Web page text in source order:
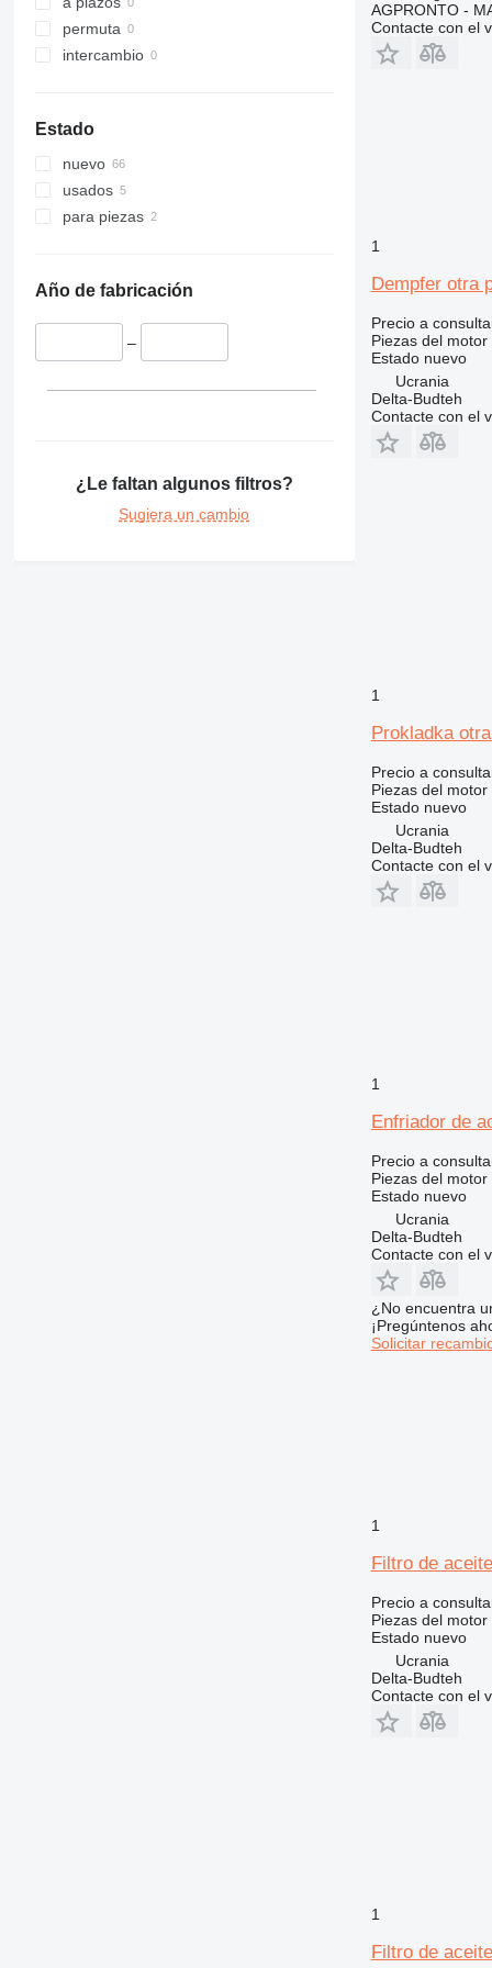
323
324
325
336
340
345
365
374
424
PC450
PC490
PC600
permuta
intercambio
Estado
nuevo
usados
para piezas
Año de fabricación
–
¿Le faltan algunos filtros?
Sugiera un cambio
AGPRONTO -
Contacte con el
1
Dempfer otra
Precio a
Piezas del
Estadonuevo
Ucrania
Delta-Budteh
Contacte con el
1
Prokladka
Precio a
Piezas del
Estadonuevo
Ucrania
Delta-Budteh
Contacte con el
1
Enfriador de
Precio a
Piezas del
Estadonuevo
Ucrania
Delta-Budteh
Contacte con el
¿No encuentra
¡Pregúntenos
Solicitar
1
Filtro de
Precio a
Piezas del
Estadonuevo
Ucrania
Delta-Budteh
Contacte con el
1
Filtro de